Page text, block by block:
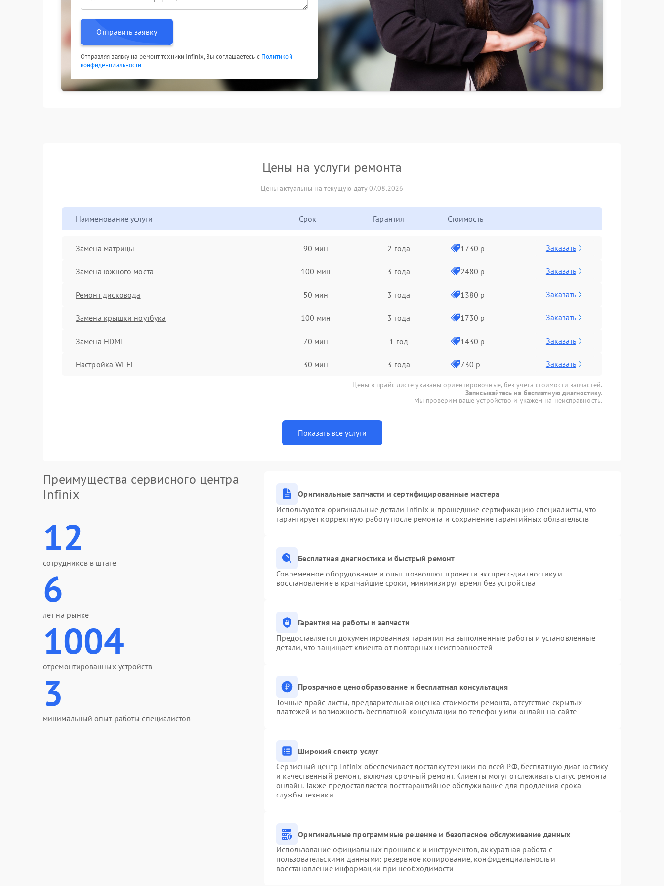
Отправить заявку
Отправляя заявку на ремонт техники Infinix, Вы соглашаетесь с Политикой
конфиденциальности
Цены на услуги ремонта
Цены актуальны на текущую дату 07.08.2026
Наименование услуги Срок Гарантия Стоимость
Замена матрицы 90 мин 2 года 1730 р Заказать
Замена южного моста 100 мин 3 года 2480 р Заказать
Ремонт дисковода 50 мин 3 года 1380 р Заказать
Замена крышки ноутбука 100 мин 3 года 1730 р Заказать
Замена HDMI 70 мин 1 год 1430 р Заказать
Настройка Wi-Fi 30 мин 3 года 730 р Заказать
Цены в прайс-листе указаны ориентировочные, без учета стоимости запчастей.
Записывайтесь на бесплатную диагностику.
Мы проверим ваше устройство и укажем на неисправность.
Показать все услуги
Преимущества сервисного центра
Infinix
12
сотрудников в штате
6
лет на рынке
1004
отремонтированных устройств
3
минимальный опыт работы специалистов
Оригинальные запчасти и сертифицированные мастера
Используются оригинальные детали Infinix и прошедшие сертификацию специалисты, что
гарантирует корректную работу после ремонта и сохранение гарантийных обязательств
Бесплатная диагностика и быстрый ремонт
Современное оборудование и опыт позволяют провести экспресс-диагностику и
восстановление в кратчайшие сроки, минимизируя время без устройства
Гарантия на работы и запчасти
Предоставляется документированная гарантия на выполненные работы и установленные
детали, что защищает клиента от повторных неисправностей
Прозрачное ценообразование и бесплатная консультация
Точные прайс-листы, предварительная оценка стоимости ремонта, отсутствие скрытых
платежей и возможность бесплатной консультации по телефону или онлайн на сайте
Широкий спектр услуг
Сервисный центр Infinix обеспечивает доставку техники по всей РФ, бесплатную диагностику
и качественный ремонт, включая срочный ремонт. Клиенты могут отслеживать статус ремонта
онлайн. Также предоставляется постгарантийное обслуживание для продления срока
службы техники
Оригинальные программные решение и безопасное обслуживание данных
Использование официальных прошивок и инструментов, аккуратная работа с
пользовательскими данными: резервное копирование, конфиденциальность и
восстановление информации при необходимости